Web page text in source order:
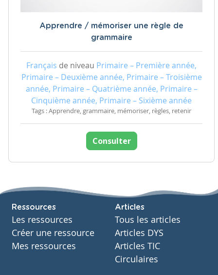
Apprendre / mémoriser une règle de
grammaire
Français de niveau Primaire – Première année,
Primaire – Deuxième année, Primaire – Troisième
année, Primaire – Quatrième année, Primaire –
Cinquième année, Primaire – Sixième année
Tags : Apprendre, grammaire, mémoriser, règles, retenir
Consulter
Ressources
Les ressources
Créer une ressource
Mes ressources
Articles
Tous les articles
Articles DYS
Articles TIC
Circulaires